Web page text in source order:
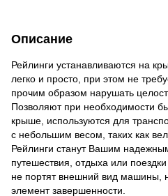
Описание
Рейлинги устанавливаются на
легко и просто, при этом не
прочим образом нарушать
Позволяют при необходимости
крыше, используются для
с небольшим весом, таких как
Рейлинги станут Вашим
путешествия, отдыха или
не портят внешний вид машины,
элемент завершенности.